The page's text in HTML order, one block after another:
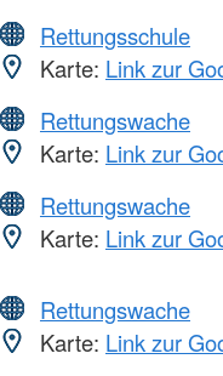
Rettungsschule
Karte: Link zur
Rettungswache
Karte: Link zur
Rettungswache
Karte: Link zur
Rettungswache
Karte: Link zur